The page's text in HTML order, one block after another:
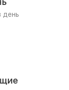
день